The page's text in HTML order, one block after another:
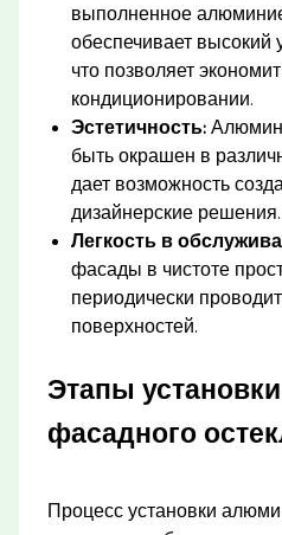
выполненное
обеспечивает высокий
что позволяет
кондиционировании.
Эстетичность:
быть окрашен в
дает возможность
дизайнерские решения.
Легкость в
фасады в чистоте
периодически
поверхностей.
Этапы
фасадного
Процесс установки